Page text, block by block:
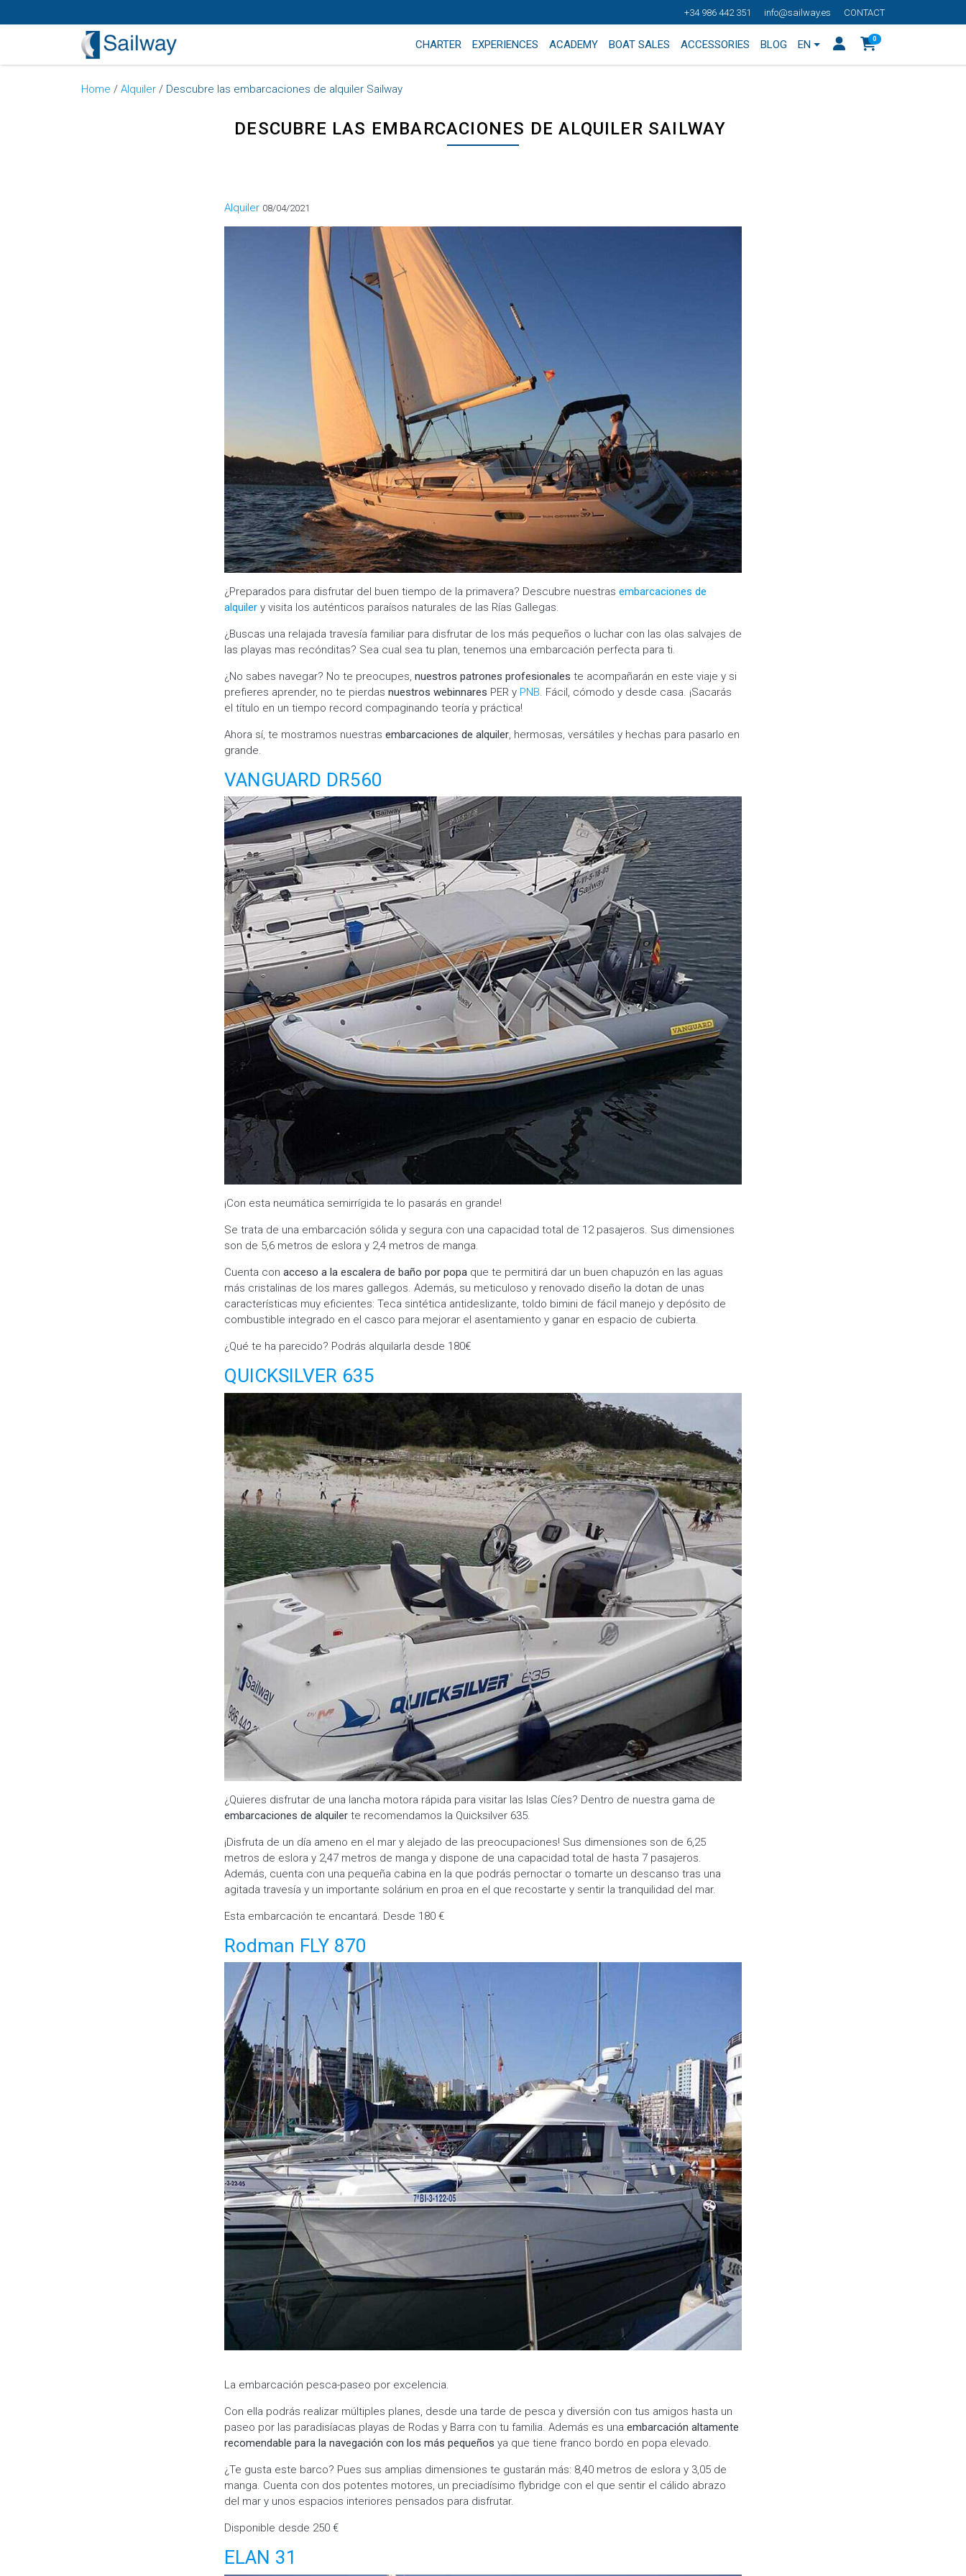
+34 986 442 351 info@sailway.es CONTACT
CHARTER EXPERIENCES ACADEMY BOAT SALES ACCESSORIES BLOG EN 0
Home /Alquiler / Descubre las embarcaciones de alquiler Sailway
DESCUBRE LAS EMBARCACIONES DE ALQUILER SAILWAY
Categorías
Alquiler 08/04/2021
¿Preparados para disfrutar del buen tiempo de la primavera? Descubre nuestras embarcaciones de
alquiler y visita los auténticos paraísos naturales de las Rías Gallegas.
¿Buscas una relajada travesía familiar para disfrutar de los más pequeños o luchar con las olas salvajes de
las playas mas recónditas? Sea cual sea tu plan, tenemos una embarcación perfecta para ti.
¿No sabes navegar? No te preocupes, nuestros patrones profesionales te acompañarán en este viaje y si
prefieres aprender, no te pierdas nuestros webinnares PER y PNB. Fácil, cómodo y desde casa. ¡Sacarás
el título en un tiempo record compaginando teoría y práctica!
Ahora sí, te mostramos nuestras embarcaciones de alquiler, hermosas, versátiles y hechas para pasarlo en
grande.
VANGUARD DR560
¡Con esta neumática semirrígida te lo pasarás en grande!
Se trata de una embarcación sólida y segura con una capacidad total de 12 pasajeros. Sus dimensiones
son de 5,6 metros de eslora y 2,4 metros de manga.
Cuenta con acceso a la escalera de baño por popa que te permitirá dar un buen chapuzón en las aguas
más cristalinas de los mares gallegos. Además, su meticuloso y renovado diseño la dotan de unas
características muy eficientes: Teca sintética antideslizante, toldo bimini de fácil manejo y depósito de
combustible integrado en el casco para mejorar el asentamiento y ganar en espacio de cubierta.
¿Qué te ha parecido? Podrás alquilarla desde 180€
QUICKSILVER 635
¿Quieres disfrutar de una lancha motora rápida para visitar las Islas Cíes? Dentro de nuestra gama de
embarcaciones de alquiler te recomendamos la Quicksilver 635.
¡Disfruta de un día ameno en el mar y alejado de las preocupaciones! Sus dimensiones son de 6,25
metros de eslora y 2,47 metros de manga y dispone de una capacidad total de hasta 7 pasajeros.
Además, cuenta con una pequeña cabina en la que podrás pernoctar o tomarte un descanso tras una
agitada travesía y un importante solárium en proa en el que recostarte y sentir la tranquilidad del mar.
Esta embarcación te encantará. Desde 180 €
Rodman FLY 870
La embarcación pesca-paseo por excelencia.
Con ella podrás realizar múltiples planes, desde una tarde de pesca y diversión con tus amigos hasta un
paseo por las paradisíacas playas de Rodas y Barra con tu familia. Además es una embarcación altamente
recomendable para la navegación con los más pequeños ya que tiene franco bordo en popa elevado.
¿Te gusta este barco? Pues sus amplias dimensiones te gustarán más: 8,40 metros de eslora y 3,05 de
manga. Cuenta con dos potentes motores, un preciadísimo flybridge con el que sentir el cálido abrazo
del mar y unos espacios interiores pensados para disfrutar.
Disponible desde 250 €
ELAN 31